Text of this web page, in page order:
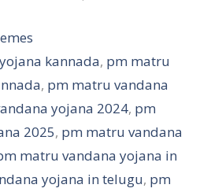
kannada, pm matru
, pm matru vandana
yojana 2024, pm
2025, pm matru vandana
matru vandana yojana in
yojana in telugu, pm